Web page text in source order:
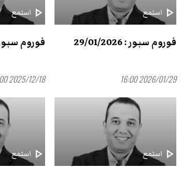
play_arrow استمع
فوروم سبور : 29/01/2026
2026/01/29 16:00
play_arrow استمع
فوروم سبور : 18/12/
2025/12/18 16:00
play_arrow استمع play_arrow استمع